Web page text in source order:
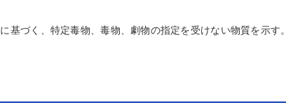
基づく、特定毒物、毒物、劇物の指定を受けない物質を示す。